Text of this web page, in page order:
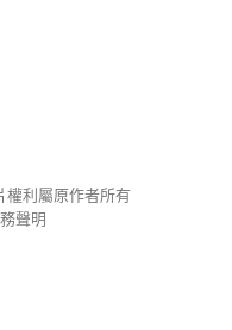
權利屬原作者所有
聲明